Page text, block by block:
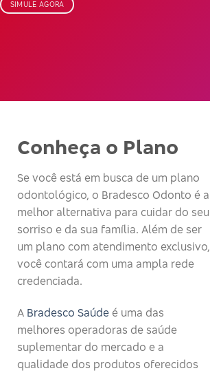
SIMULE AGORA
Conheça o Plano
Se você está em busca de um plano
odontológico, o Bradesco Odonto é a
melhor alternativa para cuidar do seu
sorriso e da sua família. Além de ser
um plano com atendimento exclusivo,
você contará com uma ampla rede
credenciada.
A Bradesco Saúde é uma das
melhores operadoras de saúde
suplementar do mercado e a
qualidade dos produtos oferecidos